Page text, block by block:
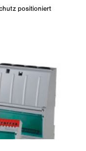
positioniert